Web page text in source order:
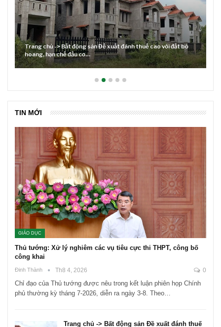
Trang chủ -> Bất động sản Đề xuất đánh thuế cao với đất bỏ
hoang, hạn chế đầu cơ…
TIN MỚI
GIÁO DỤC
Thủ tướng: Xử lý nghiêm các vụ tiêu cực thi THPT, công bố
công khai
Đinh Thành Th8 4, 2026 0
Chỉ đạo của Thủ tướng được nêu trong kết luận phiên họp Chính
phủ thường kỳ tháng 7-2026, diễn ra ngày 3-8. Theo…
Trang chủ -> Bất động sản Đề xuất đánh thuế